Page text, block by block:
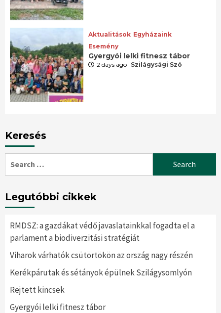
Aktualitások Egyházaink
Esemény
Gyergyói lelki fitnesz tábor
2 days ago Szilágysági Szó
Keresés
for:
Legutóbbi cikkek
RMDSZ: a gazdákat védő javaslatainkkal fogadta el a
parlament a biodiverzitási stratégiát
Viharok várhatók csütörtökön az ország nagy részén
Kerékpárutak és sétányok épülnek Szilágysomlyón
Rejtett kincsek
Gyergyói lelki fitnesz tábor